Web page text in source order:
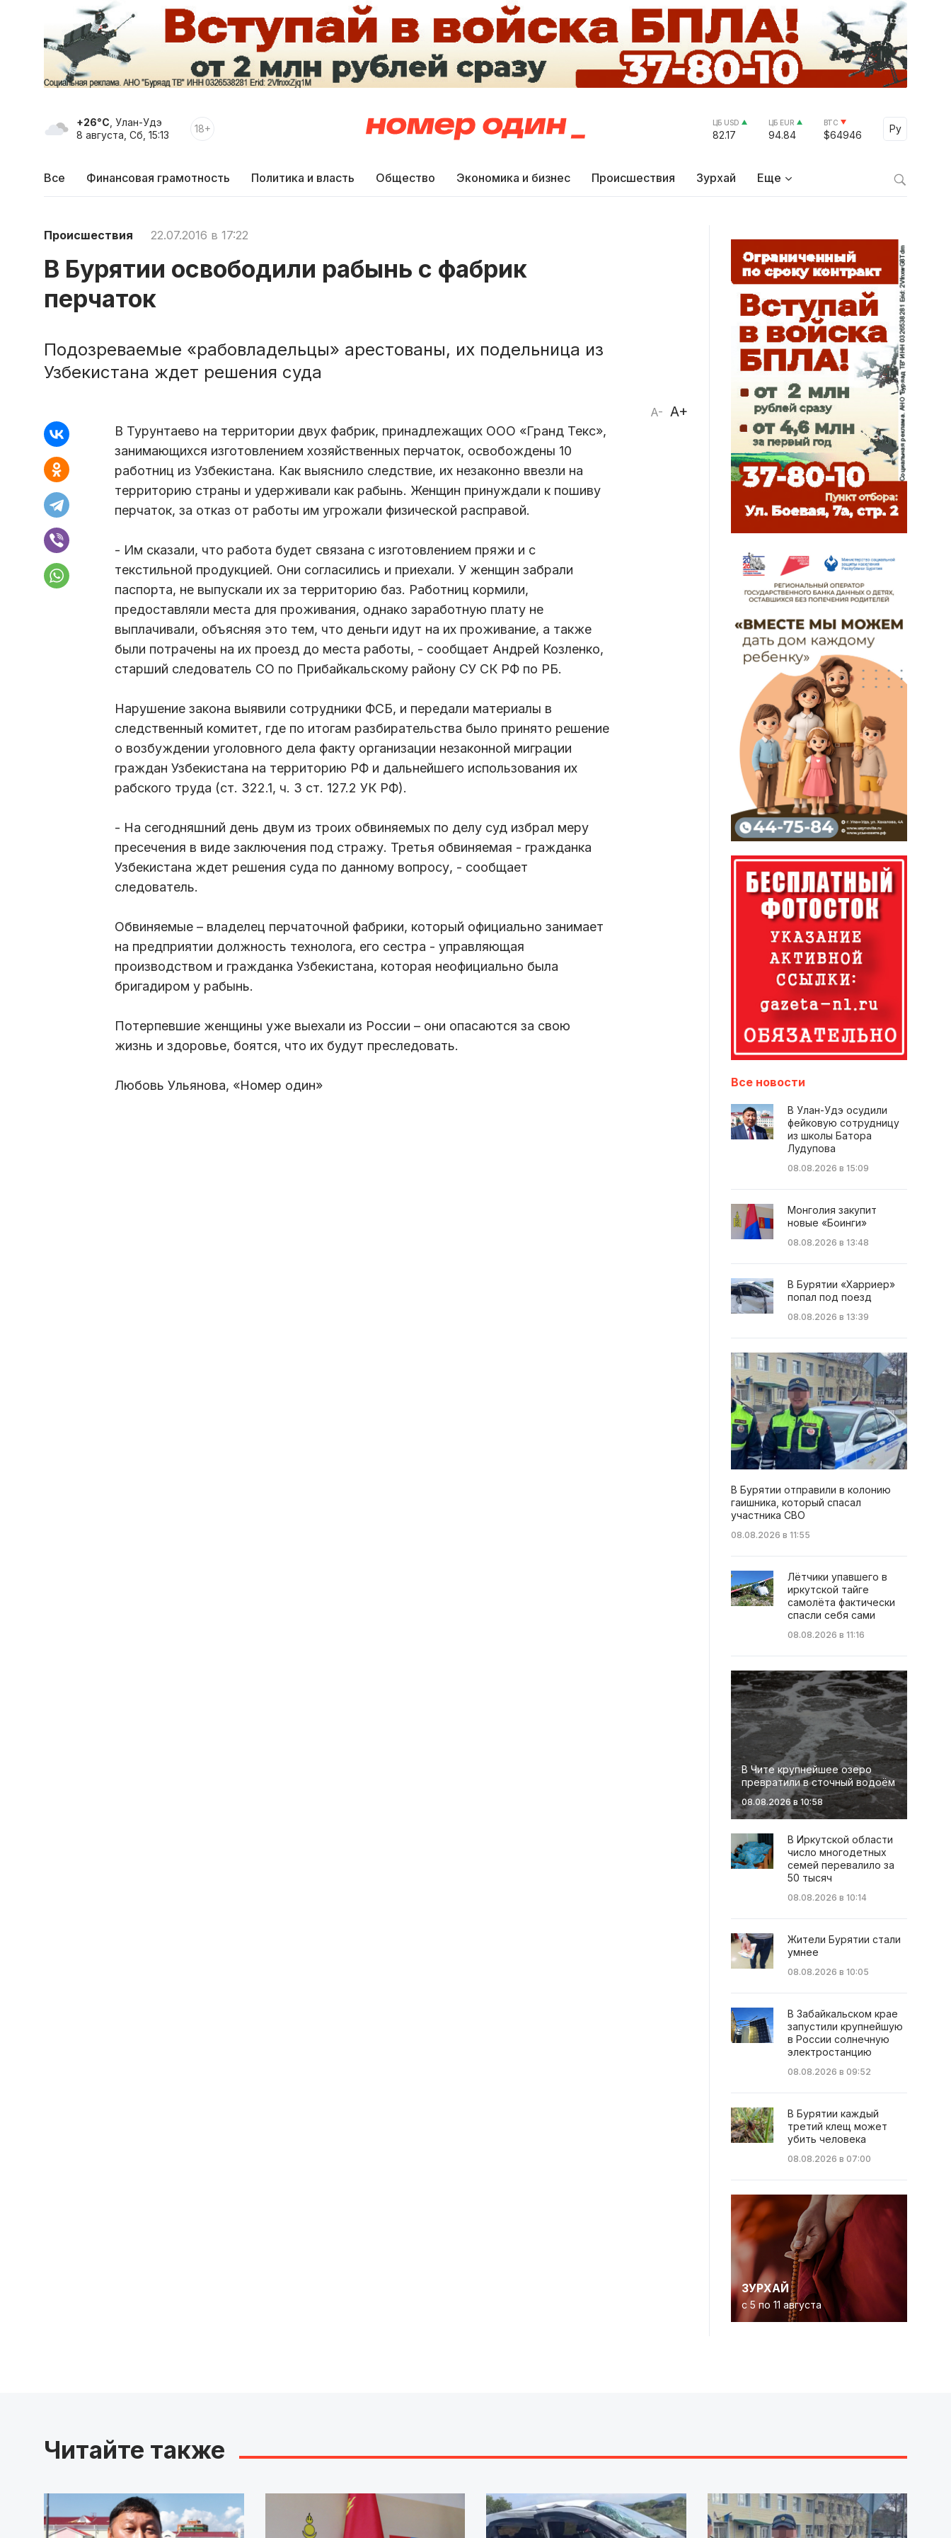
+26°C , Улан-Удэ
8 августа, Сб, 15:13
18+ ЦБ USD
82.17
ЦБ EUR
94.84
BTC
$64946
Ру
Select
Все Финансовая грамотность Политика и власть Общество Экономика и бизнес Происшествия Зурхай Еще
Происшествия 22.07.2016 в 17:22
В Бурятии освободили рабынь с фабрик
перчаток
Подозреваемые «рабовладельцы» арестованы, их подельница из
Узбекистана ждет решения суда
A- A+
В Турунтаево на территории двух фабрик, принадлежащих ООО «Гранд Текс»,
занимающихся изготовлением хозяйственных перчаток, освобождены 10
работниц из Узбекистана. Как выяснило следствие, их незаконно ввезли на
территорию страны и удерживали как рабынь. Женщин принуждали к пошиву
перчаток, за отказ от работы им угрожали физической расправой.
- Им сказали, что работа будет связана с изготовлением пряжи и с
текстильной продукцией. Они согласились и приехали. У женщин забрали
паспорта, не выпускали их за территорию баз. Работниц кормили,
предоставляли места для проживания, однако заработную плату не
выплачивали, объясняя это тем, что деньги идут на их проживание, а также
были потрачены на их проезд до места работы, - сообщает Андрей Козленко,
старший следователь СО по Прибайкальскому району СУ СК РФ по РБ.
Нарушение закона выявили сотрудники ФСБ, и передали материалы в
следственный комитет, где по итогам разбирательства было принято решение
о возбуждении уголовного дела факту организации незаконной миграции
граждан Узбекистана на территорию РФ и дальнейшего использования их
рабского труда (ст. 322.1, ч. 3 ст. 127.2 УК РФ).
- На сегодняшний день двум из троих обвиняемых по делу суд избрал меру
пресечения в виде заключения под стражу. Третья обвиняемая - гражданка
Узбекистана ждет решения суда по данному вопросу, - сообщает
следователь.
Обвиняемые – владелец перчаточной фабрики, который официально занимает
на предприятии должность технолога, его сестра - управляющая
производством и гражданка Узбекистана, которая неофициально была
бригадиром у рабынь.
Потерпевшие женщины уже выехали из России – они опасаются за свою
жизнь и здоровье, боятся, что их будут преследовать.
Любовь Ульянова, «Номер один» Все новости
В Улан-Удэ осудили
фейковую сотрудницу
из школы Батора
Лудупова
08.08.2026 в 15:09
Монголия закупит
новые «Боинги»
08.08.2026 в 13:48
В Бурятии «Харриер»
попал под поезд
08.08.2026 в 13:39
В Бурятии отправили в колонию
гаишника, который спасал
участника СВО
08.08.2026 в 11:55
Лётчики упавшего в
иркутской тайге
самолёта фактически
спасли себя сами
08.08.2026 в 11:16
В Чите крупнейшее озеро
превратили в сточный водоём
08.08.2026 в 10:58
В Иркутской области
число многодетных
семей перевалило за
50 тысяч
08.08.2026 в 10:14
Жители Бурятии стали
умнее
08.08.2026 в 10:05
В Забайкальском крае
запустили крупнейшую
в России солнечную
электростанцию
08.08.2026 в 09:52
В Бурятии каждый
третий клещ может
убить человека
08.08.2026 в 07:00
ЗУРХАЙ
с 5 по 11 августа
Читайте также